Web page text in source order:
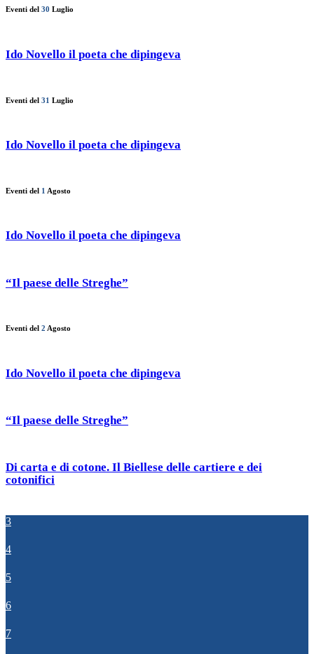
Eventi del 30 Luglio
Ido Novello il poeta che dipingeva
Eventi del 31 Luglio
Ido Novello il poeta che dipingeva
Eventi del 1 Agosto
Ido Novello il poeta che dipingeva
“Il paese delle Streghe”
Eventi del 2 Agosto
Ido Novello il poeta che dipingeva
“Il paese delle Streghe”
Di carta e di cotone. Il Biellese delle cartiere e dei
cotonifici
3
4
5
6
7